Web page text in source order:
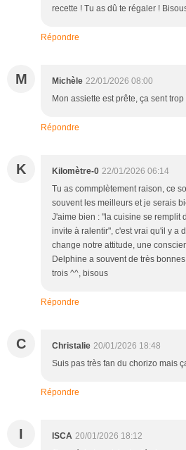
recette ! Tu as dû te régaler !
Répondre
M Michèle 22/01/2026 08:00
Mon assiette est prête, ça sent
Répondre
K Kilomètre-0 22/01/2026 06:14
Tu as commplètement raison, ce
souvent les meilleurs et je serais
J'aime bien : "la cuisine se remplit
invite à ralentir", c'est vrai qu'il y a
change notre attitude, une
Delphine a souvent de très
trois ^^, bisous
Répondre
C Christalie 20/01/2026 18:48
Suis pas très fan du chorizo mais
Répondre
I ISCA 20/01/2026 18:12